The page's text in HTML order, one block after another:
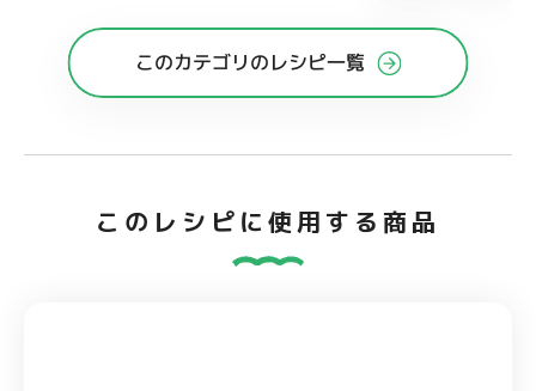
このカテゴリのレシピ一覧
このレシピに使用する商品